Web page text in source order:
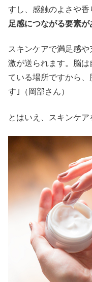
すし、感触のよさや香
足感につながる要素
スキンケアで満足感
激が送られます。脳
ている場所ですから
す｣（岡部さん）
とはいえ、スキンケア